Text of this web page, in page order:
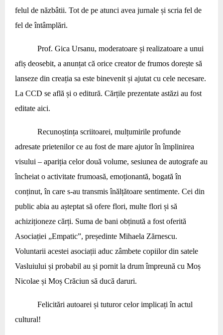
felul de năzbâtii. Tot de pe atunci avea jurnale și scria fel de
fel de întâmplări.
Prof. Gica Ursanu, moderatoare și realizatoare a unui
afiș deosebit, a anunțat că orice creator de frumos dorește să
lanseze din creația sa este binevenit și ajutat cu cele necesare.
La CCD se află și o editură. Cărțile prezentate astăzi au fost
editate aici.
Recunoștința scriitoarei, mulțumirile profunde
adresate prietenilor ce au fost de mare ajutor în împlinirea
visului – apariția celor două volume, sesiunea de autografe au
încheiat o activitate frumoasă, emoționantă, bogată în
conținut, în care s-au transmis înălțătoare sentimente. Cei din
public abia au așteptat să ofere flori, multe flori și să
achiziționeze cărți. Suma de bani obținută a fost oferită
Asociației „Empatic”, președinte Mihaela Zărnescu.
Voluntarii acestei asociații aduc zâmbete copiilor din satele
Vasluiului și probabil au și pornit la drum împreună cu Moș
Nicolae și Moș Crăciun să ducă daruri.
Felicitări autoarei și tuturor celor implicați în actul
cultural!